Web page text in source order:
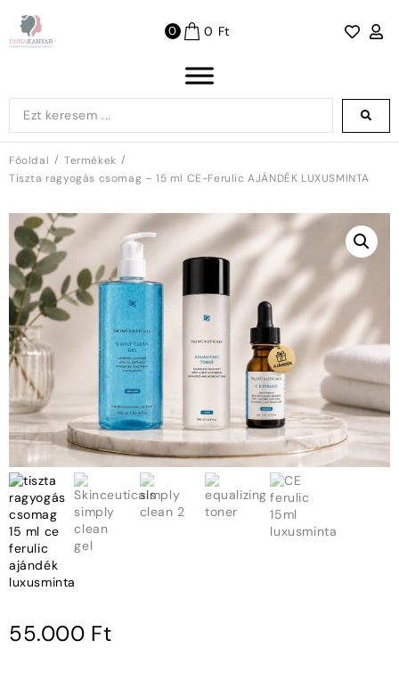
0 0 Ft
Főoldal / Termékek /
Tiszta ragyogás csomag – 15 ml CE-Ferulic AJÁNDÉK LUXUSMINTA
55.000 Ft